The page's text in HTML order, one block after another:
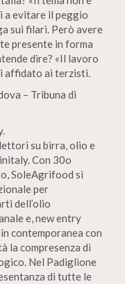
a evitare il peggio
sui filari. Però avere
presente in forma
dire? «Il lavoro
affidato ai terzisti.
– Tribuna di
su birra, olio e
Con 30o
SoleAgrifood si
per
dell’olio
e, new entry
contemporanea con
la compresenza di
Nel Padiglione
di tutte le